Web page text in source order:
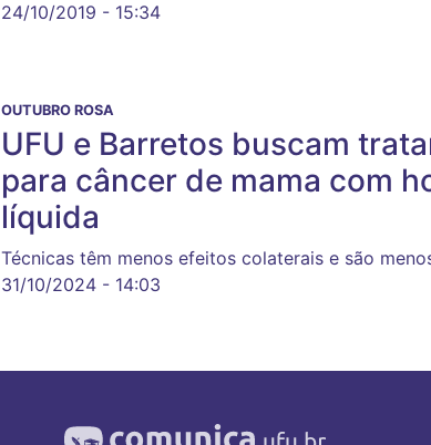
24/10/2019 - 15:34
OUTUBRO ROSA
UFU e Barretos buscam
para câncer de mama com
líquida
Técnicas têm menos efeitos colaterais e são
31/10/2024 - 14:03